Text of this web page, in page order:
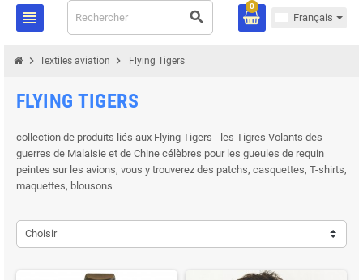
view_headline search
0
Français
chevron_right Textiles aviation chevron_right Flying Tigers
FLYING TIGERS
collection de produits liés aux Flying Tigers - les Tigres Volants des
guerres de Malaisie et de Chine célèbres pour les gueules de requin
peintes sur les avions, vous y trouverez des patchs, casquettes, T-shirts,
maquettes, blousons
Choisir